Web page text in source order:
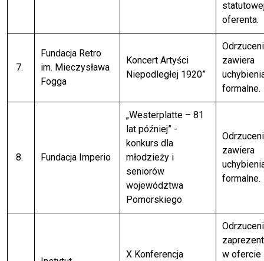
oferenta.
7.
Fundacja Retro
im. Mieczysława
Fogga
Koncert Artyści
Niepodległej 1920”
zawiera
formalne.
8. Fundacja Imperio
„Westerplatte – 81
lat później” -
konkurs dla
młodzieży i
seniorów
województwa
Pomorskiego
zawiera
formalne.
X Konferencja
w ofercie